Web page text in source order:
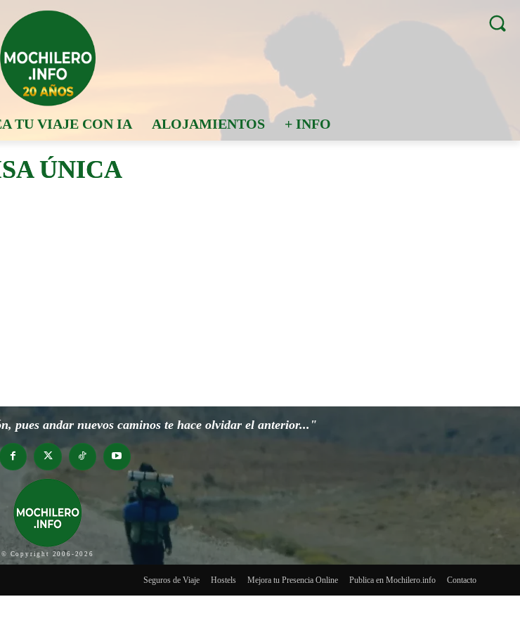
TU VIAJE CON IA ALOJAMIENTOS + INFO
ÚNICA
pues andar nuevos caminos te hace olvidar el anterior..."
© Copyright 2006-2026
Seguros de Viaje Hostels Mejora tu Presencia Online Publica en Mochilero.info Contacto